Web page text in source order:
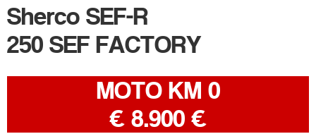
Sherco SEF-R
250 SEF FACTORY
MOTO KM 0
€ 8.900 €